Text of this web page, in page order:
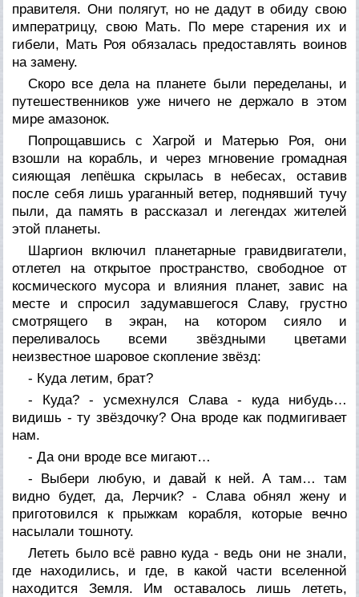
правителя. Они полягут, но не дадут в обиду свою
императрицу, свою Мать. По мере старения их и
гибели, Мать Роя обязалась предоставлять воинов
на замену.
Скоро все дела на планете были переделаны, и
путешественников уже ничего не держало в этом
мире амазонок.
Попрощавшись с Хагрой и Матерью Роя, они
взошли на корабль, и через мгновение громадная
сияющая лепёшка скрылась в небесах, оставив
после себя лишь ураганный ветер, поднявший тучу
пыли, да память в рассказал и легендах жителей
этой планеты.
Шаргион включил планетарные гравидвигатели,
отлетел на открытое пространство, свободное от
космического мусора и влияния планет, завис на
месте и спросил задумавшегося Славу, грустно
смотрящего в экран, на котором сияло и
переливалось всеми звёздными цветами
неизвестное шаровое скопление звёзд:
- Куда летим, брат?
- Куда? - усмехнулся Слава - куда нибудь…
видишь - ту звёздочку? Она вроде как подмигивает
нам.
- Да они вроде все мигают…
- Выбери любую, и давай к ней. А там… там
видно будет, да, Лерчик? - Слава обнял жену и
приготовился к прыжкам корабля, которые вечно
насылали тошноту.
Лететь было всё равно куда - ведь они не знали,
где находились, и где, в какой части вселенной
находится Земля. Им оставалось лишь лететь,